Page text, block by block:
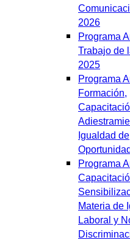
2026
Programa
Trabajo de
2025
Programa
Formación,
Igualdad de
Programa
Materia de
Laboral y